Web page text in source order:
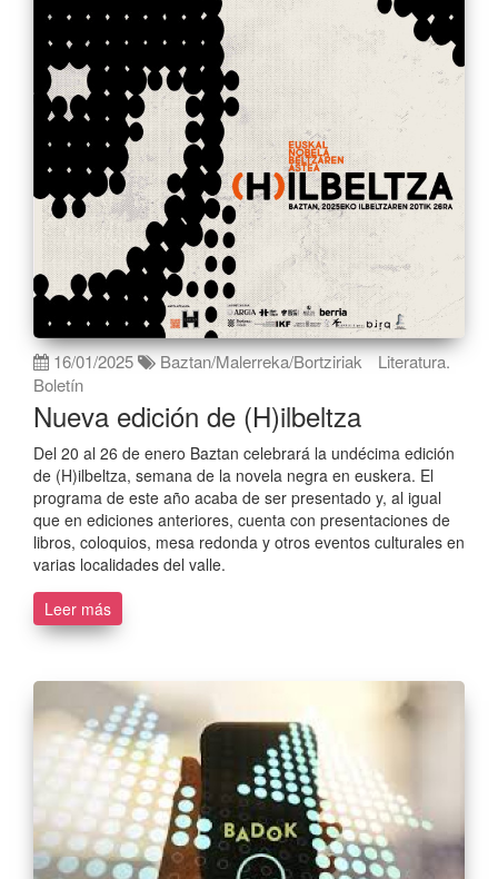
16/01/2025 Baztan/Malerreka/Bortziriak
Literatura.
Boletín
Nueva edición de (H)ilbeltza
Del 20 al 26 de enero Baztan celebrará la undécima edición
de (H)ilbeltza, semana de la novela negra en euskera. El
programa de este año acaba de ser presentado y, al igual
que en ediciones anteriores, cuenta con presentaciones de
libros, coloquios, mesa redonda y otros eventos culturales en
varias localidades del valle.
Leer más